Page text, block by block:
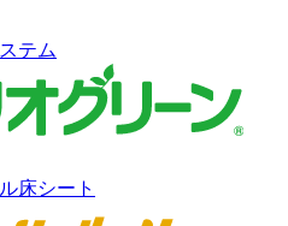
テム
床シート